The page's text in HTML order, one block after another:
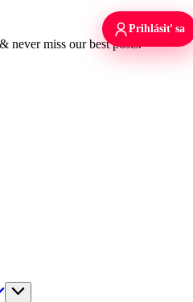
never miss our best posts.
Prihlásiť sa